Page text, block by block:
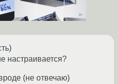
настраивается?
(не отвечаю)